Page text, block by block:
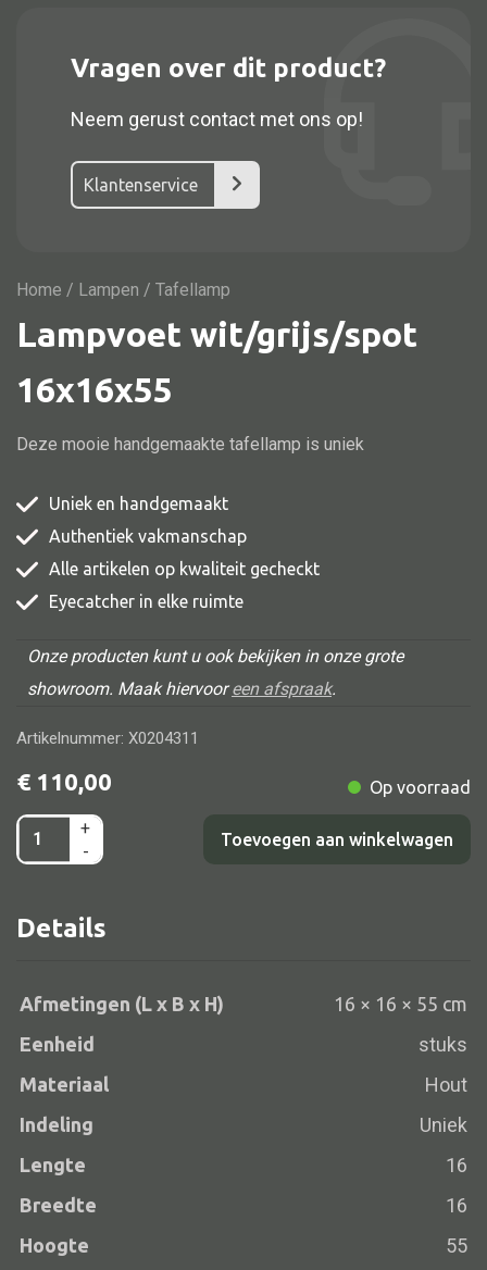
Glaskast
Nachtkast
Kast overige
TV meubel
Rek
Fautteuil
Barstoel
Alle banken
Bank gestoffeerd
Bank IJzer
Alle lampen
Hanglamp
Tafellamp
Vloerlamp
Vragen over dit product?
Neem gerust contact met ons op!
Klantenservice
Home / Lampen / Tafellamp
Lampvoet wit/grijs/spot
16x16x55
Deze mooie handgemaakte tafellamp is uniek
Uniek en handgemaakt
Authentiek vakmanschap
Alle artikelen op kwaliteit gecheckt
Eyecatcher in elke ruimte
Onze producten kunt u ook bekijken in onze grote
showroom. Maak hiervooreen afspraak.
Artikelnummer: X0204311
€ 110,00 Op voorraad
Lampvoet
wit/grijs/spot
aantal
+
-
Toevoegen aan winkelwagen
Details
Afmetingen (L x B x H)
16 × 16 × 55 cm
Eenheid
stuks
Materiaal Hout
Indeling Uniek
Lengte 16
Breedte 16
Hoogte 55